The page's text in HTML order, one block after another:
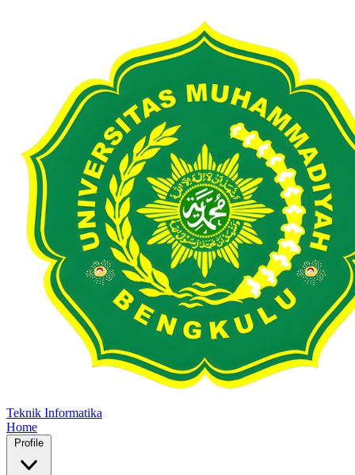
Teknik Informatika
Home
Profile